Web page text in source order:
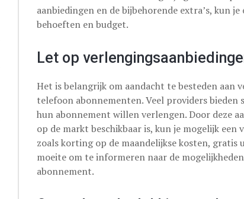
aanbiedingen en de bijbehorende extra’s, kun
behoeften en budget.
Let op
Het is belangrijk om aandacht te besteden aan
telefoon abonnementen. Veel providers
hun abonnement willen verlengen. Door deze
op de markt beschikbaar is, kun je mogelijk
zoals korting op de maandelijkse kosten,
moeite om te informeren naar de
abonnement.